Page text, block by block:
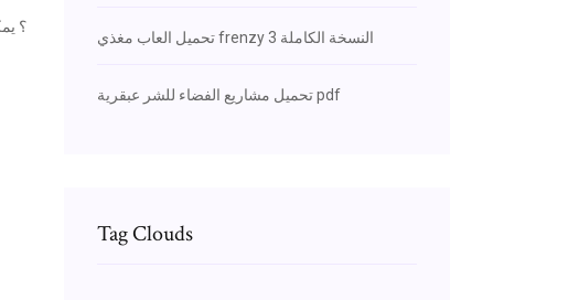
تحميل العاب مغذي frenzy 3 النسخة الكاملة
تحميل مشاريع الفضاء للشر عبقرية pdf
Tag Clouds